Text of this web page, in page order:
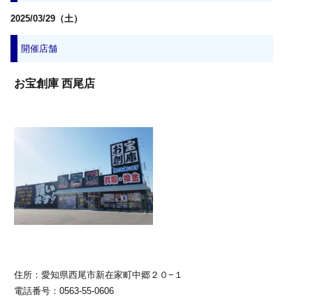
2025/03/29（土）
開催店舗
お宝創庫 西尾店
住所：愛知県西尾市新在家町中郷２０−１
電話番号：0563-55-0606